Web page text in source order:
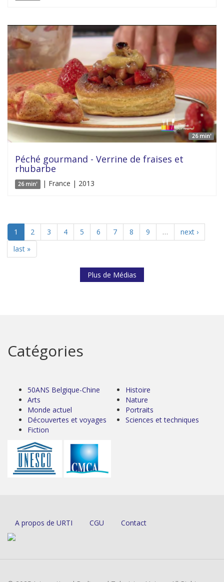
26 min'
Péché gourmand - Verrine de fraises et
rhubarbe
26 min' | France | 2013
1 2 3 4 5 6 7 8 9 …
next ›
last »
Plus de Médias
Catégories
50ANS Belgique-Chine
Arts
Monde actuel
Découvertes et voyages
Fiction
Histoire
Nature
Portraits
Sciences et techniques
A propos de URTI CGU Contact